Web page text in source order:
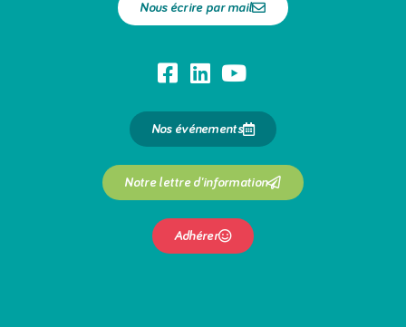
Nous écrire par mail
Nos événements
Notre lettre d'information
Adhérer